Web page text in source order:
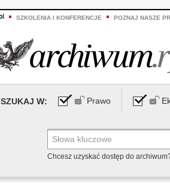
SZKOLENIA I KONFERENCJE POZNAJ NASZE
SZUKAJ W: Prawo
Chcesz uzyskać dostęp do